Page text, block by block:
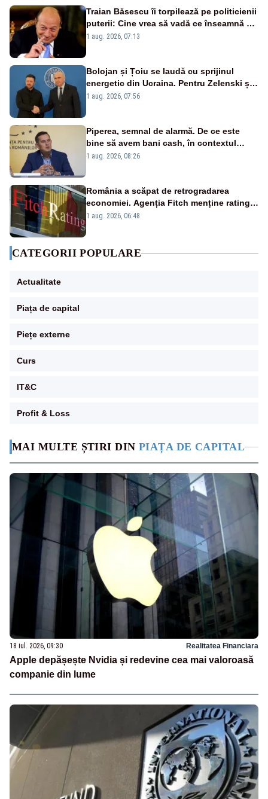
MAI MULTE ȘTIRI DIN PIAȚA DE CAPITAL
18 iul. 2026, 09:30 Realitatea Financiara
Apple depășește Nvidia și redevine cea mai valoroasă
companie din lume
Traian Băsescu îi torpilează pe politicienii
puterii: Cine vrea să vadă ce înseamnă să
fii prost, se uită la România
1 aug. 2026, 07:13
Bolojan și Țoiu se laudă cu sprijinul
energetic din Ucraina. Pentru Zelenski și
înalții oficiali de la Kiev, subiectul nu
1 aug. 2026, 07:56
Piperea, semnal de alarmă. De ce este
bine să avem bani cash, în contextul
alertei energetice?
1 aug. 2026, 08:26
România a scăpat de retrogradarea
economiei. Agenția Fitch menține ratingul
„BBB-” cu perspectivă negativă
1 aug. 2026, 06:48
CATEGORII POPULARE
Actualitate
Piața de capital
Piețe externe
Curs
IT&C
Profit & Loss